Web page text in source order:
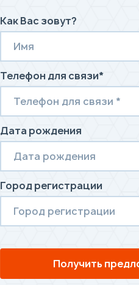
Как Вас зовут?
Телефон для связи*
Дата рождения
Город регистрации
Получить